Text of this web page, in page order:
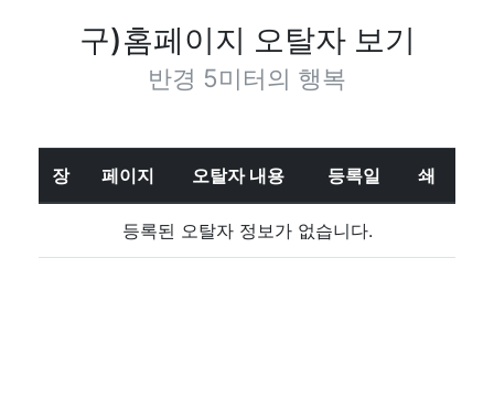
구)홈페이지 오탈자 보기
반경 5미터의 행복
장 페이지 오탈자 내용 등록일 쇄
등록된 오탈자 정보가 없습니다.